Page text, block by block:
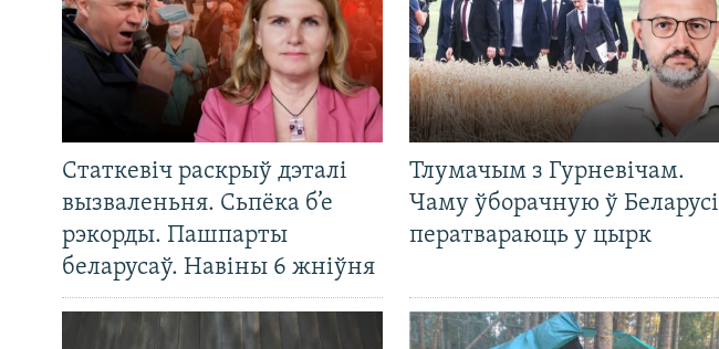
Статкевіч раскрыў дэталі
вызваленьня. Сьпёка б’е
рэкорды. Пашпарты
беларусаў. Навіны 6 жніўня
Тлумачым з Гурневічам.
Чаму ўборачную ў Беларусі
ператвараюць у цырк